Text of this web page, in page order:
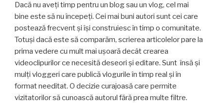
Dacă nu aveți timp pentru un blog sau un vlog, cel mai
bine este să nu începeți. Cei mai buni autori sunt cei care
postează frecvent și își construiesc în timp o comunitate.
Totuși dacă este să comparăm, scrierea articolelor pare la
prima vedere cu mult mai ușoară decât crearea
videoclipurilor ce necesită deseori și editare. Sunt însă și
mulți vloggeri care publică vlogurile în timp real și în
format needitat. O decizie curajoasă care permite
vizitatorilor să cunoască autorul fără prea multe filtre.